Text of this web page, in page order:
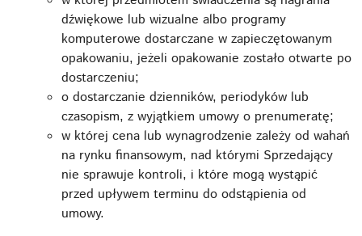
dźwiękowe lub wizualne albo programy
komputerowe dostarczane w zapieczętowanym
opakowaniu, jeżeli opakowanie zostało otwarte po
dostarczeniu;
o dostarczanie dzienników, periodyków lub
czasopism, z wyjątkiem umowy o prenumeratę;
w której cena lub wynagrodzenie zależy od wahań
na rynku finansowym, nad którymi Sprzedający
nie sprawuje kontroli, i które mogą wystąpić
przed upływem terminu do odstąpienia od
umowy.